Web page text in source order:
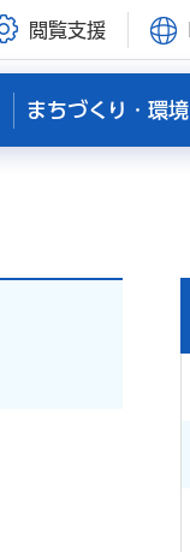
閲覧支援
まちづくり・環境